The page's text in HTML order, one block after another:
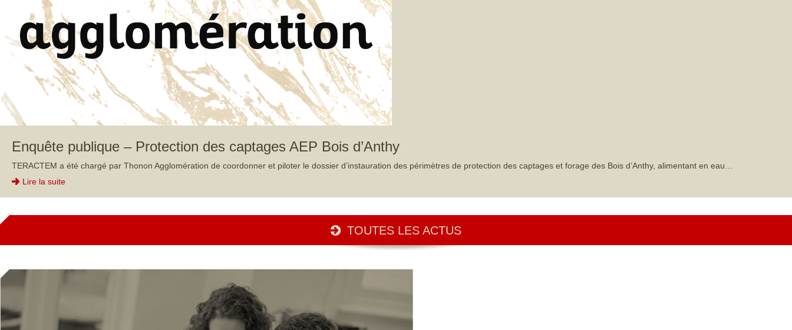
Enquête publique – Protection des captages AEP Bois d’Anthy
TERACTEM a été chargé par Thonon Agglomération de coordonner et piloter le dossier d’instauration des périmètres de protection des captages et forage des Bois d’Anthy, alimentant en eau…
Lire la suite
TOUTES LES ACTUS